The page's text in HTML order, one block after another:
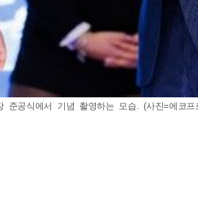
공식에서 기념 촬영하는 모습. (사진=에코프